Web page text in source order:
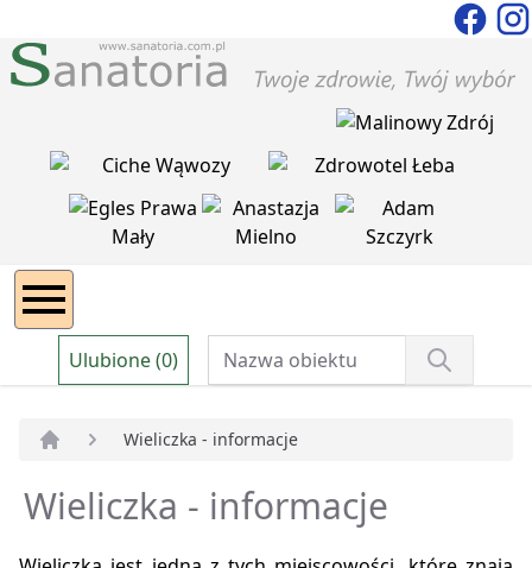
Ulubione (0)
Wieliczka - informacje
Wieliczka - informacje